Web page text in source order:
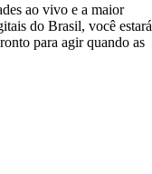
ao vivo e a maior
do Brasil, você estará
para agir quando as